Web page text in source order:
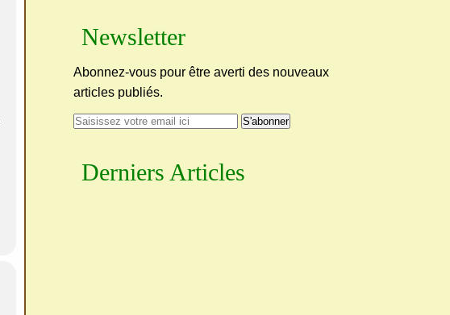
Newsletter
Abonnez-vous pour être averti des nouveaux
articles publiés.
Derniers Articles